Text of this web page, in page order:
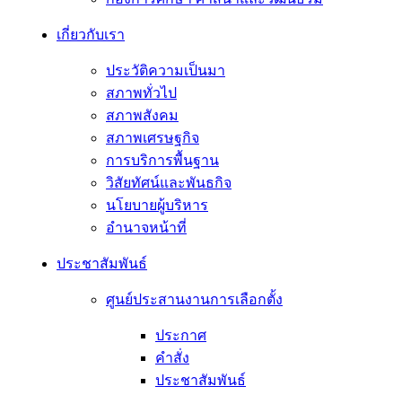
เกี่ยวกับเรา
ประวัติความเป็นมา
สภาพทั่วไป
สภาพสังคม
สภาพเศรษฐกิจ
การบริการพื้นฐาน
วิสัยทัศน์และพันธกิจ
นโยบายผู้บริหาร
อํานาจหน้าที่
ประชาสัมพันธ์
ศูนย์ประสานงานการเลือกตั้ง
ประกาศ
คำสั่ง
ประชาสัมพันธ์